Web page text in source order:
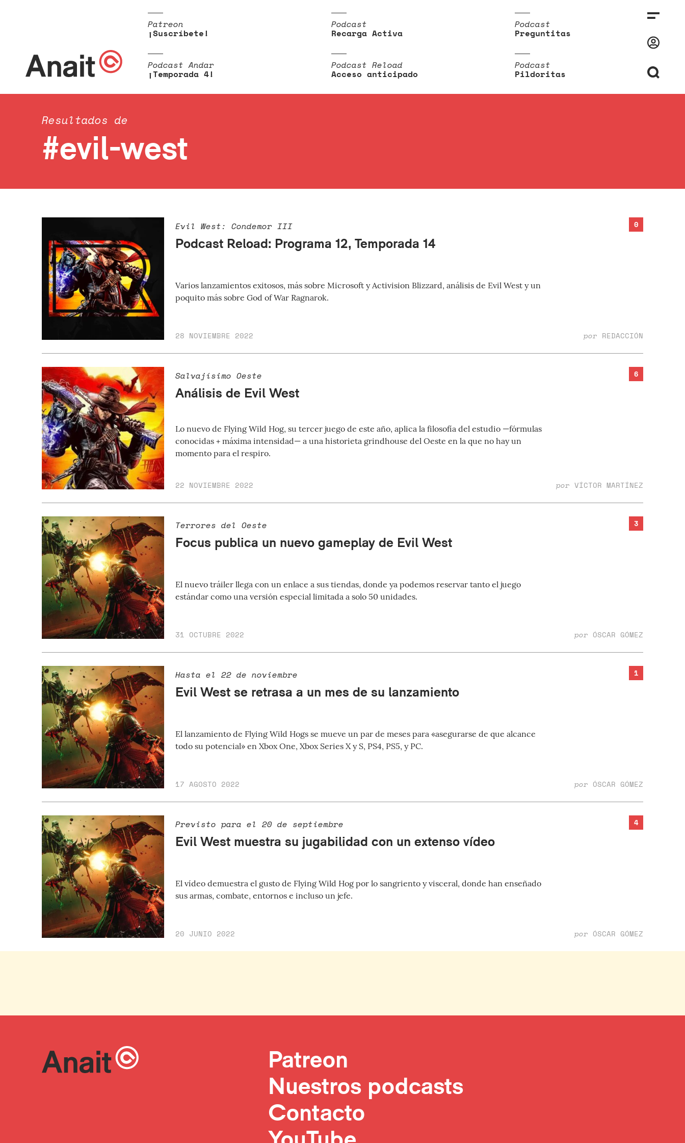
Patreon
¡Suscríbete!
Podcast
Recarga Activa
Podcast
Preguntitas
Podcast Andar
¡Temporada 4!
Podcast Reload
Acceso anticipado
Podcast
Pildoritas
Resultados de
#evil-west
0
Evil West: Condemor III
Podcast Reload: Programa 12, Temporada 14
Varios lanzamientos exitosos, más sobre Microsoft y Activision Blizzard, análisis de Evil West y un
poquito más sobre God of War Ragnarok.
28 NOVIEMBRE 2022 por REDACCIÓN
6
Salvajísimo Oeste
Análisis de Evil West
Lo nuevo de Flying Wild Hog, su tercer juego de este año, aplica la filosofía del estudio —fórmulas
conocidas + máxima intensidad— a una historieta grindhouse del Oeste en la que no hay un
momento para el respiro.
22 NOVIEMBRE 2022 por VÍCTOR MARTÍNEZ
3
Terrores del Oeste
Focus publica un nuevo gameplay de Evil West
El nuevo tráiler llega con un enlace a sus tiendas, donde ya podemos reservar tanto el juego
estándar como una versión especial limitada a solo 50 unidades.
31 OCTUBRE 2022 por ÓSCAR GÓMEZ
1
Hasta el 22 de noviembre
Evil West se retrasa a un mes de su lanzamiento
El lanzamiento de Flying Wild Hogs se mueve un par de meses para «asegurarse de que alcance
todo su potencial» en Xbox One, Xbox Series X y S, PS4, PS5, y PC.
17 AGOSTO 2022 por ÓSCAR GÓMEZ
4
Previsto para el 20 de septiembre
Evil West muestra su jugabilidad con un extenso vídeo
El vídeo demuestra el gusto de Flying Wild Hog por lo sangriento y visceral, donde han enseñado
sus armas, combate, entornos e incluso un jefe.
20 JUNIO 2022 por ÓSCAR GÓMEZ
Patreon
Nuestros podcasts
Contacto